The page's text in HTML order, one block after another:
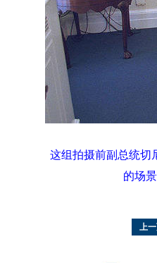
这组拍摄前副总统切尼
的场
上